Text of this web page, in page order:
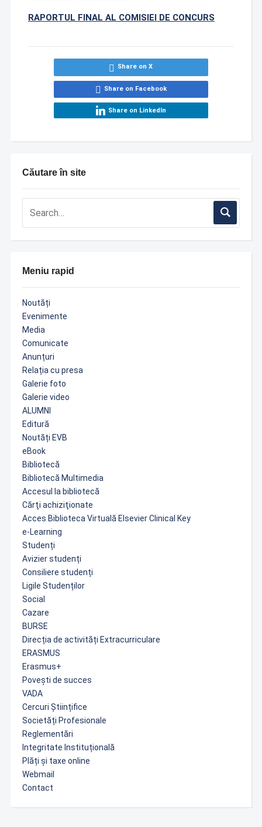
Căutare în site
Meniu rapid
Noutăți
Evenimente
Media
Comunicate
Anunțuri
Relația cu presa
Galerie foto
Galerie video
ALUMNI
Editură
Noutăți EVB
eBook
Bibliotecă
Bibliotecă Multimedia
Accesul la bibliotecă
Cărţi achiziţionate
Acces Biblioteca Virtuală Elsevier Clinical Key
e-Learning
Studenți
Avizier studenți
Consiliere studenți
Ligile Studenților
Social
Cazare
BURSE
Direcția de activități Extracurriculare
ERASMUS
Erasmus+
Povești de succes
VADA
Cercuri Științifice
Societăți Profesionale
Reglementări
Integritate Instituțională
Plăți și taxe online
Webmail
Contact
RAPORTUL FINAL AL COMISIEI DE CONCURS
Share on X
Share on Facebook
Share on LinkedIn